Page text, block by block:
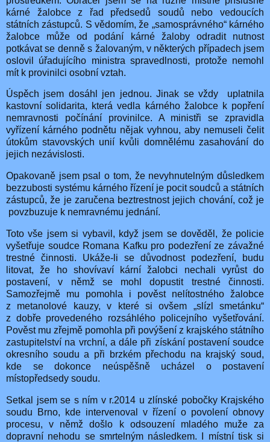
kárné žalobce z řad předsedů soudů nebo vedoucích
státních zástupců. S vědomím, že „samosprávného“ kárného
žalobce může od podání kárné žaloby odradit nutnost
potkávat se denně s žalovaným, v některých případech jsem
oslovil úřadujícího ministra spravedlnosti, protože nemohl
mít k provinilci osobní vztah.
Úspěch jsem dosáhl jen jednou. Jinak se vždy uplatnila
kastovní solidarita, která vedla kárného žalobce k popření
nemravnosti počínání provinilce. A ministři se zpravidla
vyřízení kárného podnětu nějak vyhnou, aby nemuseli čelit
útokům stavovských unií kvůli domnělému zasahování do
jejich nezávislosti.
Opakovaně jsem psal o tom, že nevyhnutelným důsledkem
bezzubosti systému kárného řízení je pocit soudců a státních
zástupců, že je zaručena beztrestnost jejich chování, což je
povzbuzuje k nemravnému jednání.
Toto vše jsem si vybavil, když jsem se dověděl, že policie
vyšetřuje soudce Romana Kafku pro podezření ze závažné
trestné činnosti. Ukáže-li se důvodnost podezření, budu
litovat, že ho shovívaví kární žalobci nechali vyrůst do
postavení, v němž se mohl dopustit trestné činnosti.
Samozřejmě mu pomohla i pověst nelítostného žalobce
z metanolové kauzy, v které si ovšem „slízl smetánku“
z dobře provedeného rozsáhlého policejního vyšetřování.
Pověst mu zřejmě pomohla při povýšení z krajského státního
zastupitelství na vrchní, a dále při získání postavení soudce
okresního soudu a při brzkém přechodu na krajský soud,
kde se dokonce neúspěšně ucházel o postavení
místopředsedy soudu.
Setkal jsem se s ním v r.2014 u zlínské pobočky Krajského
soudu Brno, kde intervenoval v řízení o povolení obnovy
procesu, v němž došlo k odsouzení mladého muže za
dopravní nehodu se smrtelným následkem. I místní tisk si